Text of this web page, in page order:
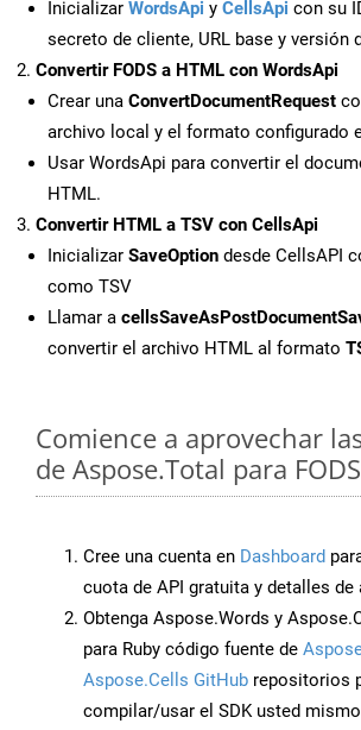
Inicializar WordsApi y CellsApi con su
secreto de cliente, URL base y versión
Convertir FODS a HTML con WordsApi
Crear una ConvertDocumentRequest
archivo local y el formato configurado
Usar WordsApi para convertir el
HTML.
Convertir HTML a TSV con CellsApi
Inicializar SaveOption desde CellsAPI
como TSV
Llamar a
convertir el archivo HTML al formato
Comience a aprovechar las
de Aspose.Total para
Cree una cuenta en Dashboard
cuota de API gratuita y detalles
Obtenga Aspose.Words y
para Ruby código fuente de
Aspose.Cells GitHub repositorios
compilar/usar el SDK usted